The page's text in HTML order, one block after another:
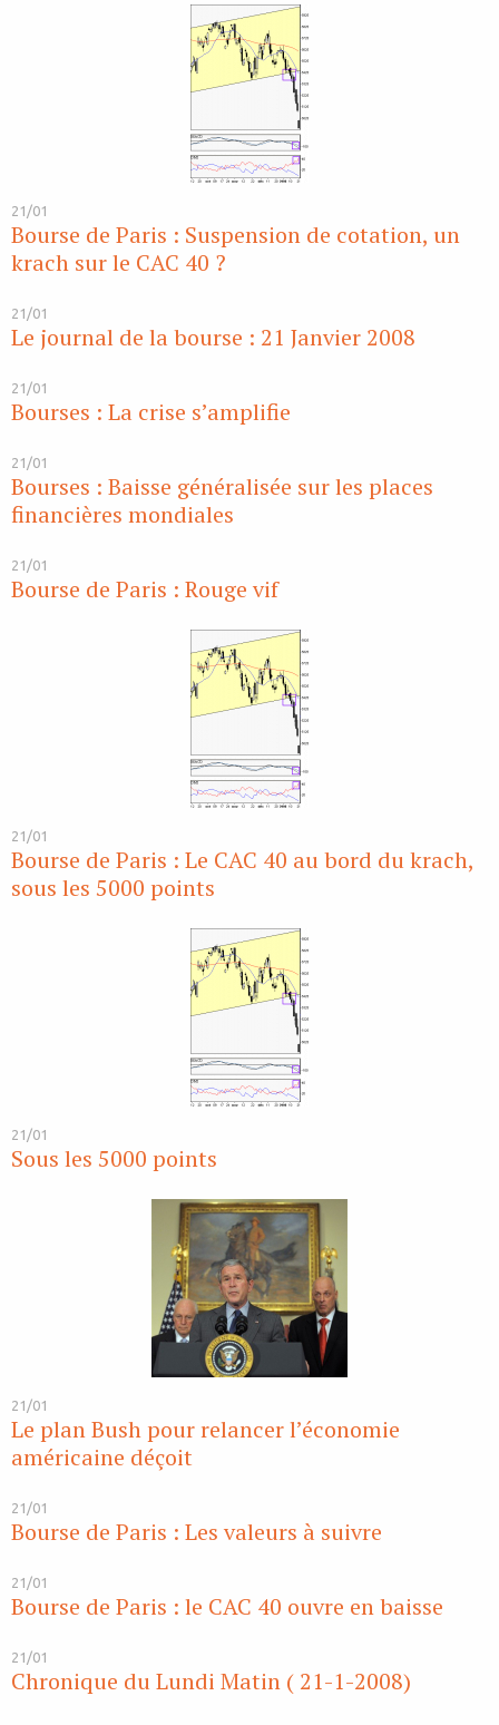
21/01
Bourse de Paris : Suspension de cotation, un
krach sur le CAC 40 ?
21/01
Le journal de la bourse : 21 Janvier 2008
21/01
Bourses : La crise s’amplifie
21/01
Bourses : Baisse généralisée sur les places
financières mondiales
21/01
Bourse de Paris : Rouge vif
21/01
Bourse de Paris : Le CAC 40 au bord du krach,
sous les 5000 points
21/01
Sous les 5000 points
21/01
Le plan Bush pour relancer l’économie
américaine déçoit
21/01
Bourse de Paris : Les valeurs à suivre
21/01
Bourse de Paris : le CAC 40 ouvre en baisse
21/01
Chronique du Lundi Matin ( 21-1-2008)